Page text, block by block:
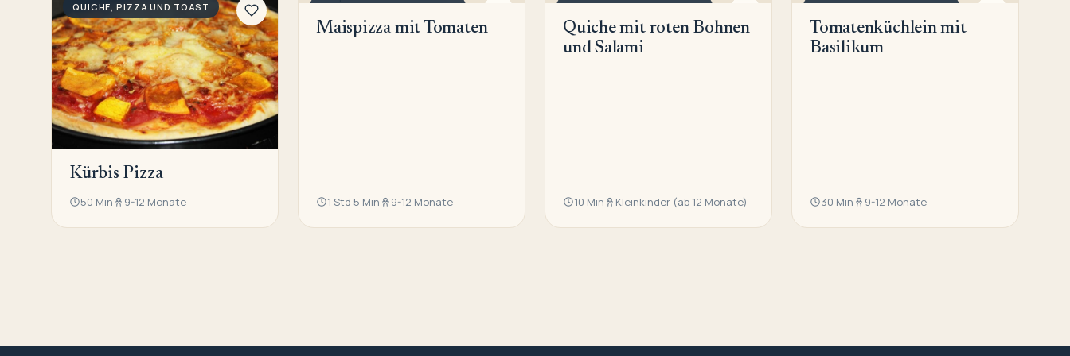
QUICHE, PIZZA UND TOAST
Kürbis Pizza
50 Min 9-12 Monate
QUICHE, PIZZA UND TOAST
Maispizza mit Tomaten
1 Std 5 Min 9-12 Monate
QUICHE, PIZZA UND TOAST
Quiche mit roten Bohnen
und Salami
10 Min Kleinkinder (ab 12 Monate)
QUICHE, PIZZA UND TOAST
Tomatenküchlein mit
Basilikum
30 Min 9-12 Monate